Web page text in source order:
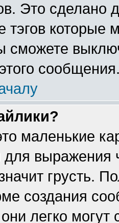
Это сделано
тэгов
сможете
маленькие
для
грусть.
создания
легко